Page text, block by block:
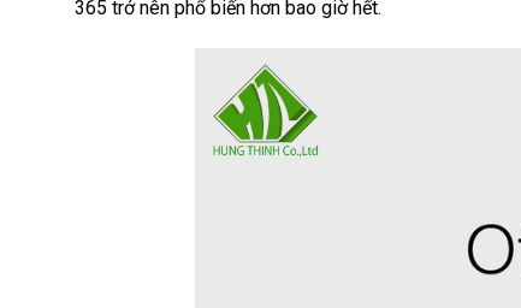
365 trở nên phổ biến hơn bao giờ hết.